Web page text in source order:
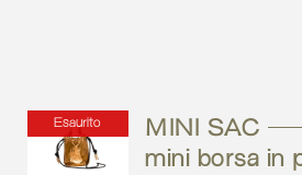
Esaurito
MINI SAC
mini borsa in